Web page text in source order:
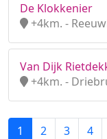
De Klokkenier
+4km. -
Van Dijk
+4km. -
1 2 3 4